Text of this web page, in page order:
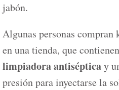
jabón.
Algunas personas compran
en una tienda, que
limpiadora antisépticay
presión para inyectarse la